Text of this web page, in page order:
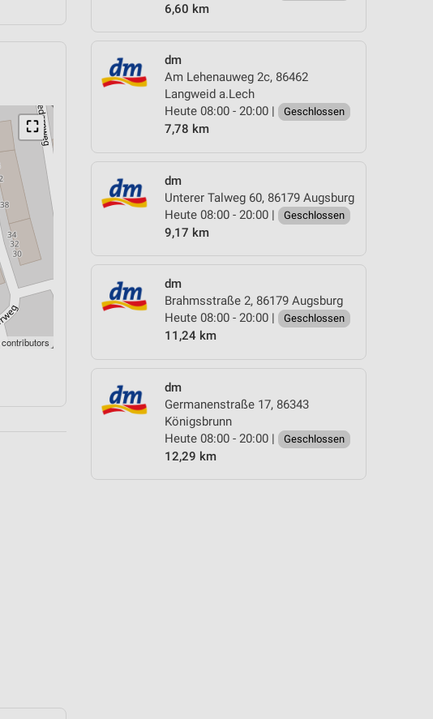
6,60 km
dm
Am Lehenauweg 2c, 86462
Langweid a.Lech
Heute 08:00 - 20:00 |
Geschlossen
7,78 km
dm
Unterer Talweg 60, 86179 Augsburg
Heute 08:00 - 20:00 |
Geschlossen
9,17 km
dm
Brahmsstraße 2, 86179 Augsburg
Heute 08:00 - 20:00 |
Geschlossen
11,24 km
dm
Germanenstraße 17, 86343
Königsbrunn
Heute 08:00 - 20:00 |
Geschlossen
12,29 km
⛶
contributors